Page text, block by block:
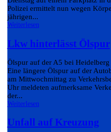
Polizei ermittelt nun wegen
jährigen...
Weiterlesen
Lkw hinterlässt Ölspur
Ölspur auf der A5 bei
Eine längere Ölspur auf der
am Mittwochmittag zu
Uhr meldeten aufmerksame
der...
Weiterlesen
Unfall auf Kreuzung